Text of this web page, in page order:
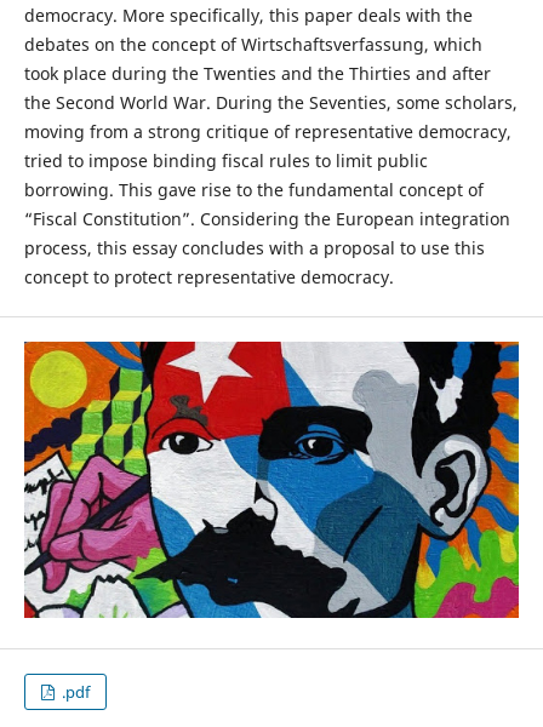
democracy. More specifically, this paper deals with the
debates on the concept of Wirtschaftsverfassung, which
took place during the Twenties and the Thirties and after
the Second World War. During the Seventies, some scholars,
moving from a strong critique of representative democracy,
tried to impose binding fiscal rules to limit public
borrowing. This gave rise to the fundamental concept of
“Fiscal Constitution”. Considering the European integration
process, this essay concludes with a proposal to use this
concept to protect representative democracy.
.pdf